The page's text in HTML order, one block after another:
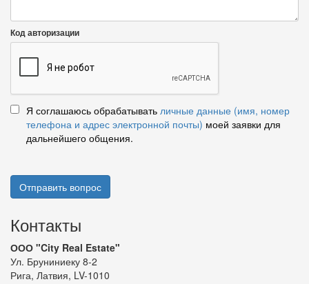
Код авторизации
Я соглашаюсь обрабатывать личные данные (имя, номер
телефона и адрес электронной почты) моей заявки для
дальнейшего общения.
Отправить вопрос
Контакты
ООО "City Real Estate"
Ул. Бруниниеку 8-2
Рига, Латвия, LV-1010